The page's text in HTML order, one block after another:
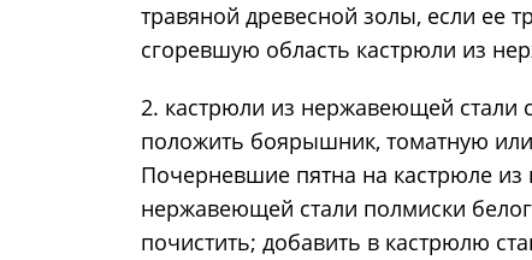
травяной древесной золы, если ее
сгоревшую область кастрюли из
2. кастрюли из нержавеющей
положить боярышник, томатную
Почерневшие пятна на кастрюле
нержавеющей стали полмиски
почистить; добавить в кастрюлю